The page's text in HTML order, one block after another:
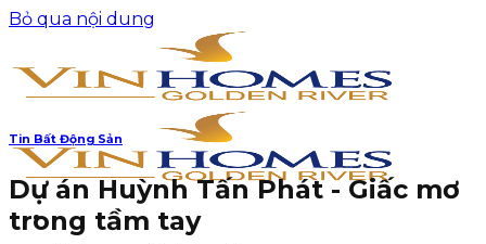
Bỏ qua nội dung
Tin Bất Động Sản
Dự án Huỳnh Tấn Phát - Giấc mơ
trong tầm tay